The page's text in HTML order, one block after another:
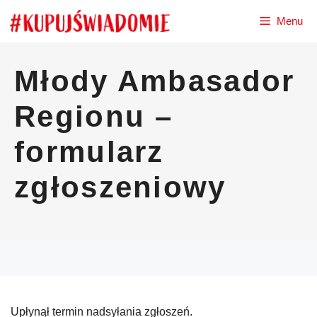
do
Menu
Młody Ambasador
Regionu –
formularz
zgłoszeniowy
Upłynął termin nadsyłania zgłoszeń.